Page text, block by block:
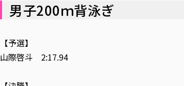
男子200ｍ背泳ぎ
【予選】
山際啓斗 2:17.94